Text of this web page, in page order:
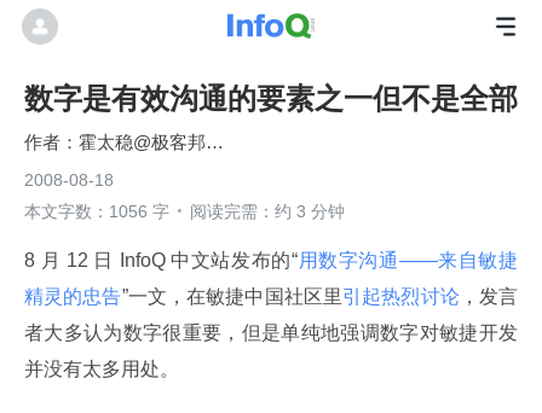
数字是有效沟通的要素之一但不是全部
霍太稳@极客邦科技
2008-08-18
本文字数：1056 字
阅读完需：约 3 分钟
8 月 12 日 InfoQ 中文站发布的“用数字沟通——来自敏捷
精灵的忠告”一文，在敏捷中国社区里引起热烈讨论，发言
者大多认为数字很重要，但是单纯地强调数字对敏捷开发
并没有太多用处。